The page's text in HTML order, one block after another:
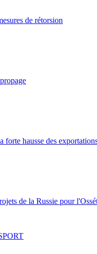
de rétorsion
hausse des
de la Russie pour